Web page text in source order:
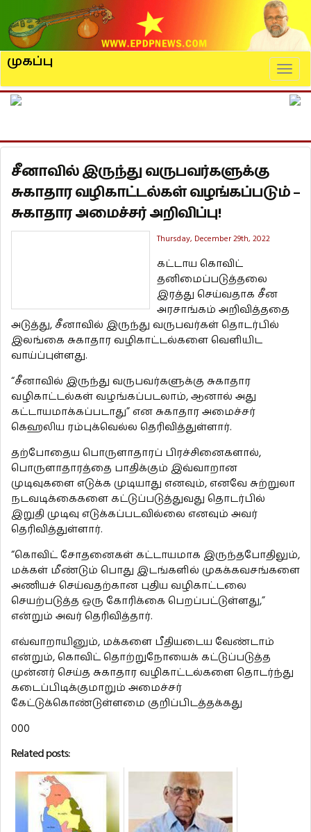
முகப்பு
சீனாவில் இருந்து வருபவர்களுக்கு
சுகாதார வழிகாட்டல்கள் வழங்கப்படும் –
சுகாதார அமைச்சர் அறிவிப்பு!
Thursday, December 29th, 2022
கட்டாய கொவிட்
தனிமைப்படுத்தலை
இரத்து செய்வதாக சீன
அரசாங்கம் அறிவித்ததை
அடுத்து, சீனாவில் இருந்து வருபவர்கள் தொடர்பில்
இலங்கை சுகாதார வழிகாட்டல்களை வெளியிட
வாய்ப்புள்ளது.
“சீனாவில் இருந்து வருபவர்களுக்கு சுகாதார
வழிகாட்டல்கள் வழங்கப்படலாம், ஆனால் அது
கட்டாயமாக்கப்படாது” என சுகாதார அமைச்சர்
கெஹலிய ரம்புக்வெல்ல தெரிவித்துள்ளார்.
தற்போதைய பொருளாதாரப் பிரச்சினைகளால்,
பொருளாதாரத்தை பாதிக்கும் இவ்வாறான
முடிவுகளை எடுக்க முடியாது எனவும், எனவே சுற்றுலா
நடவடிக்கைகளை கட்டுப்படுத்துவது தொடர்பில்
இறுதி முடிவு எடுக்கப்படவில்லை எனவும் அவர்
தெரிவித்துள்ளார்.
“கொவிட் சோதனைகள் கட்டாயமாக இருந்தபோதிலும்,
மக்கள் மீண்டும் பொது இடங்களில் முகக்கவசங்களை
அணியச் செய்வதற்கான புதிய வழிகாட்டலை
செயற்படுத்த ஒரு கோரிக்கை பெறப்பட்டுள்ளது,”
என்றும் அவர் தெரிவித்தார்.
எவ்வாறாயினும், மக்களை பீதியடைய வேண்டாம்
என்றும், கொவிட் தொற்றுநோயைக் கட்டுப்படுத்த
முன்னர் செய்த சுகாதார வழிகாட்டல்களை தொடர்ந்து
கடைப்பிடிக்குமாறும் அமைச்சர்
கேட்டுக்கொண்டுள்ளமை குறிப்பிடத்தக்கது
000
Related posts: